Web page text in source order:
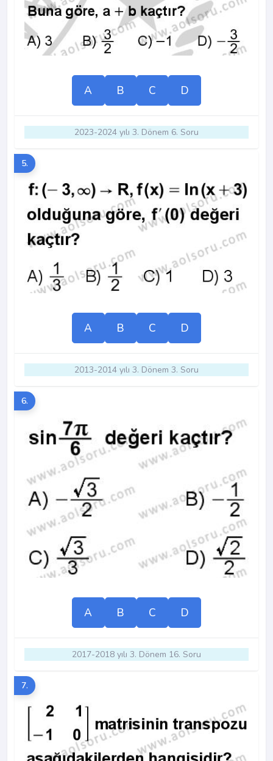
A B C D
2023-2024 yılı 3. Dönem 6. Soru
5.
A B C D
2013-2014 yılı 3. Dönem 3. Soru
6.
A B C D
2017-2018 yılı 3. Dönem 16. Soru
7.